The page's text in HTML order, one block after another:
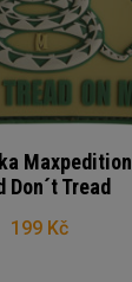
Maxpedition
Don´t Tread
199 Kč